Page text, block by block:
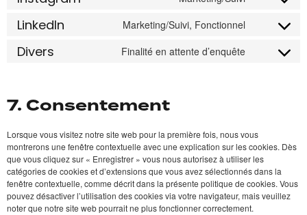
LinkedIn Marketing/Suivi, Fonctionnel
Divers Finalité en attente d’enquête
7. Consentement
Lorsque vous visitez notre site web pour la première fois, nous vous
montrerons une fenêtre contextuelle avec une explication sur les cookies. Dès
que vous cliquez sur « Enregistrer » vous nous autorisez à utiliser les
catégories de cookies et d’extensions que vous avez sélectionnés dans la
fenêtre contextuelle, comme décrit dans la présente politique de cookies. Vous
pouvez désactiver l’utilisation des cookies via votre navigateur, mais veuillez
noter que notre site web pourrait ne plus fonctionner correctement.